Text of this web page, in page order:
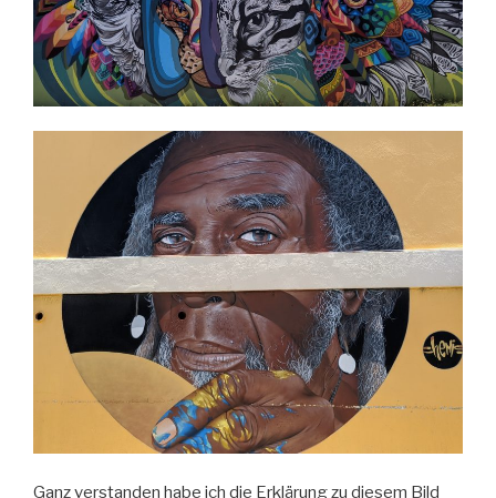
Ganz verstanden habe ich die Erklärung zu diesem Bild